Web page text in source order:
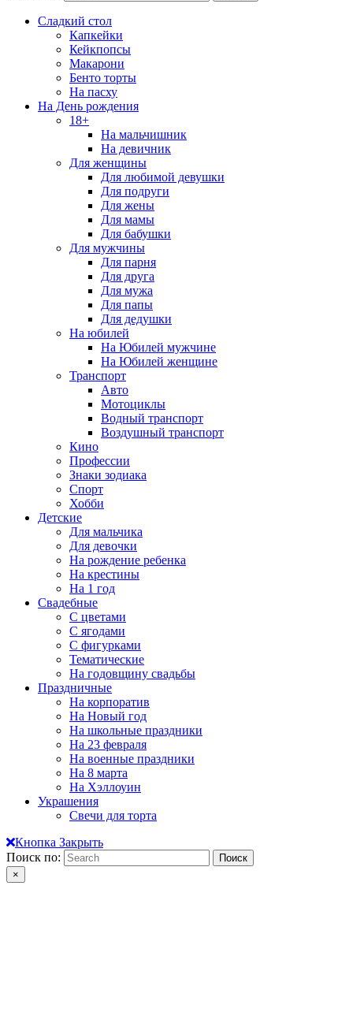
Сладкий стол
Капкейки
Кейкпопсы
Макарони
Бенто торты
На пасху
На День рождения
18+
На мальчишник
На девичник
Для женщины
Для любимой девушки
Для подруги
Для жены
Для мамы
Для бабушки
Для мужчины
Для парня
Для друга
Для мужа
Для папы
Для дедушки
На юбилей
На Юбилей мужчине
На Юбилей женщине
Транспорт
Авто
Мотоциклы
Водный транспорт
Воздушный транспорт
Кино
Профессии
Знаки зодиака
Спорт
Хобби
Детские
Для мальчика
Для девочки
На рождение ребенка
На крестины
На 1 год
Свадебные
С цветами
С ягодами
С фигурками
Тематические
На годовщину свадьбы
Праздничные
На корпоратив
На Новый год
На школьные праздники
На 23 февраля
На военные праздники
На 8 марта
На Хэллоуин
Украшения
Свечи для торта
Кнопка Закрыть
Поиск по:
×